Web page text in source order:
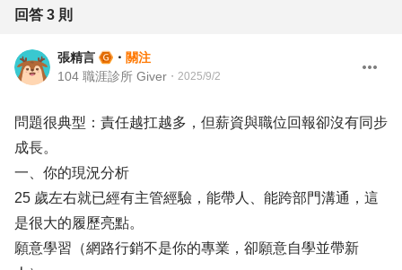
回答 3 則
張精言 ・ 關注
104 職涯診所 Giver ・ 2025/9/2
問題很典型：責任越扛越多，但薪資與職位回報卻沒有同步
成長。
一、你的現況分析
25 歲左右就已經有主管經驗，能帶人、能跨部門溝通，這
是很大的履歷亮點。
願意學習（網路行銷不是你的專業，卻願意自學並帶新